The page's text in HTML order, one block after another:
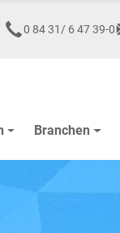
0 84 31/ 6 47 39-0
Branchen